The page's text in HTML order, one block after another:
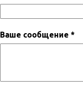
Ваше сообщение *